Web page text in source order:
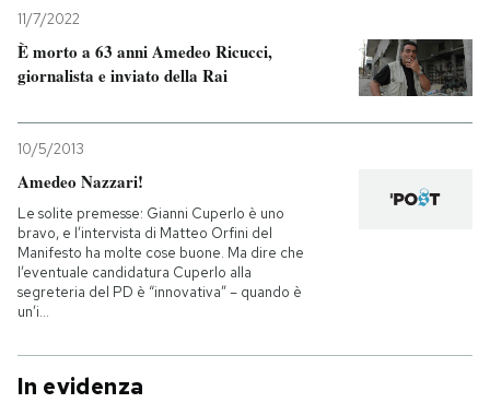
11/7/2022
È morto a 63 anni Amedeo Ricucci,
giornalista e inviato della Rai
10/5/2013
Amedeo Nazzari!
Le solite premesse: Gianni Cuperlo è uno
bravo, e l’intervista di Matteo Orfini del
Manifesto ha molte cose buone. Ma dire che
l’eventuale candidatura Cuperlo alla
segreteria del PD è “innovativa” – quando è
un’i...
In evidenza